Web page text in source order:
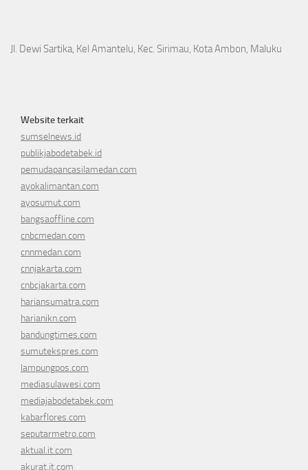
Jl. Dewi Sartika, Kel Amantelu, Kec. Sirimau, Kota Ambon, Maluku
Website terkait
sumselnews.id
publikjabodetabek.id
pemudapancasilamedan.com
ayokalimantan.com
ayosumut.com
bangsaoffline.com
cnbcmedan.com
cnnmedan.com
cnnjakarta.com
cnbcjakarta.com
hariansumatra.com
harianikn.com
bandungtimes.com
sumutekspres.com
lampungpos.com
mediasulawesi.com
mediajabodetabek.com
kabarflores.com
seputarmetro.com
aktual.it.com
akurat.it.com